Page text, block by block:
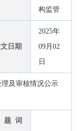
构监管
日期
2025年
09月02
日
及审核情况公示
题 词